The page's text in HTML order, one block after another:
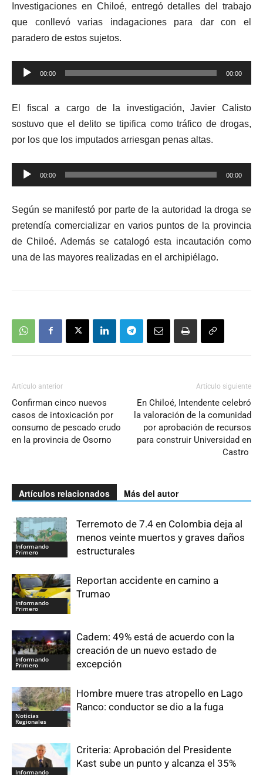
Investigaciones en Chiloé, entregó detalles del trabajo
que conllevó varias indagaciones para dar con el
paradero de estos sujetos.
Reproductor
de
00:00 00:00
El fiscal a cargo de la investigación, Javier Calisto
sostuvo que el delito se tipifica como tráfico de drogas,
por los que los imputados arriesgan penas altas.
Reproductor
de
00:00 00:00
Según se manifestó por parte de la autoridad la droga se
pretendía comercializar en varios puntos de la provincia
de Chiloé. Además se catalogó esta incautación como
una de las mayores realizadas en el archipiélago.
Artículo anterior
Confirman cinco nuevos
casos de intoxicación por
consumo de pescado crudo
en la provincia de Osorno
Artículo siguiente
En Chiloé, Intendente celebró
la valoración de la comunidad
por aprobación de recursos
para construir Universidad en
Castro
Artículos relacionados Más del autor
Informando
Primero
Terremoto de 7.4 en Colombia deja al
menos veinte muertos y graves daños
estructurales
Informando
Primero
Reportan accidente en camino a
Trumao
Informando
Primero
Cadem: 49% está de acuerdo con la
creación de un nuevo estado de
excepción
Noticias
Regionales
Hombre muere tras atropello en Lago
Ranco: conductor se dio a la fuga
Informando
Criteria: Aprobación del Presidente
Kast sube un punto y alcanza el 35%